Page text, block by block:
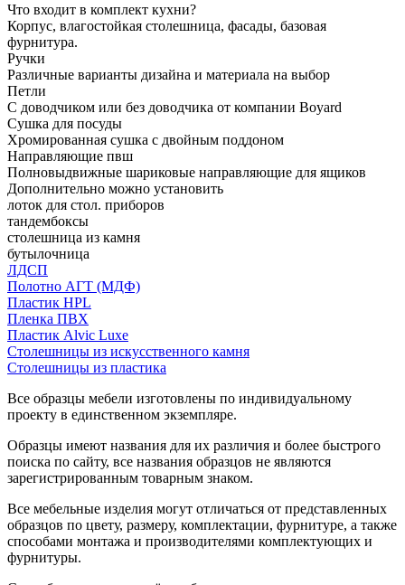
Что входит в комплект кухни?
Корпус, влагостойкая столешница, фасады, базовая
фурнитура.
Ручки
Различные варианты дизайна и материала на выбор
Петли
С доводчиком или без доводчика от компании Boyard
Сушка для посуды
Хромированная сушка с двойным поддоном
Направляющие пвш
Полновыдвижные шариковые направляющие для ящиков
Дополнительно можно установить
лоток для стол. приборов
тандембоксы
столешница из камня
бутылочница
ЛДСП
Полотно АГТ (МДФ)
Пластик HPL
Пленка ПВХ
Пластик Alvic Luxe
Столешницы из искусственного камня
Столешницы из пластика
Все образцы мебели изготовлены по индивидуальному
проекту в единственном экземпляре.
Образцы имеют названия для их различия и более быстрого
поиска по сайту, все названия образцов не являются
зарегистрированным товарным знаком.
Все мебельные изделия могут отличаться от представленных
образцов по цвету, размеру, комплектации, фурнитуре, а также
способами монтажа и производителями комплектующих и
фурнитуры.